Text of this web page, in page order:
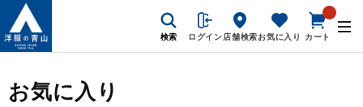
検索 ログイン店舗検索お気に入り カート
お気に入り